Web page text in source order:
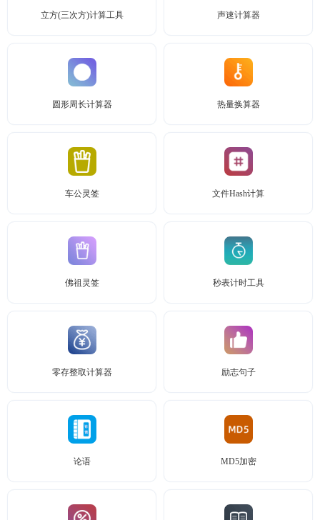
立方(三次方)计算工具 声速计算器
圆形周长计算器 热量换算器
车公灵签 文件Hash计算
佛祖灵签 秒表计时工具
零存整取计算器 励志句子
论语 MD5加密